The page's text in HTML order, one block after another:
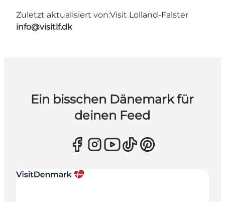
Zuletzt aktualisiert von:Visit Lolland-Falster
info@visitlf.dk
Ein bisschen Dänemark für
deinen Feed